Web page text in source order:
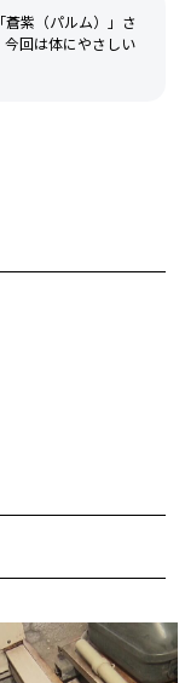
紫（パルム）」さ
回は体にやさしい